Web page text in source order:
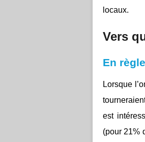
locaux.
Vers
En
Lorsque
est
(pour 21%